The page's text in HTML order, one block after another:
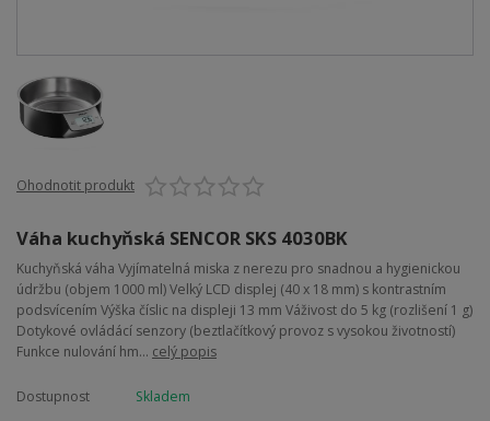
Ohodnotit produkt
Váha kuchyňská SENCOR SKS 4030BK
Kuchyňská váha Vyjímatelná miska z nerezu pro snadnou a hygienickou
údržbu (objem 1000 ml) Velký LCD displej (40 x 18 mm) s kontrastním
podsvícením Výška číslic na displeji 13 mm Váživost do 5 kg (rozlišení 1 g)
Dotykové ovládácí senzory (beztlačítkový provoz s vysokou životností)
Funkce nulování hm... celý popis
Dostupnost
Skladem